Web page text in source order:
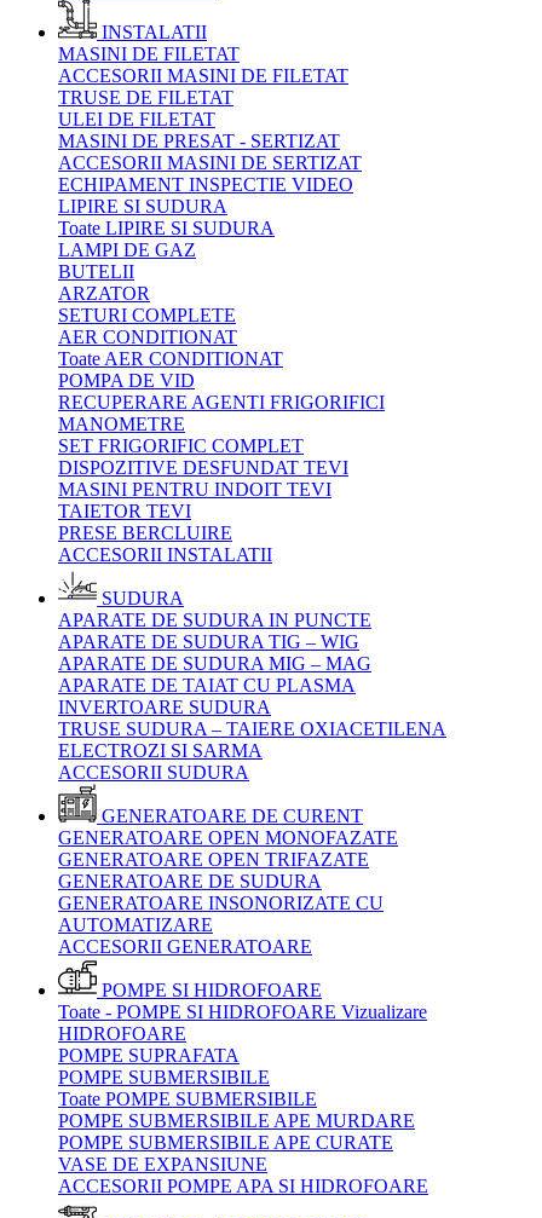
INSTALATII
MASINI DE FILETAT
ACCESORII MASINI DE FILETAT
TRUSE DE FILETAT
ULEI DE FILETAT
MASINI DE PRESAT - SERTIZAT
ACCESORII MASINI DE SERTIZAT
ECHIPAMENT INSPECTIE VIDEO
LIPIRE SI SUDURA
Toate LIPIRE SI SUDURA
LAMPI DE GAZ
BUTELII
ARZATOR
SETURI COMPLETE
AER CONDITIONAT
Toate AER CONDITIONAT
POMPA DE VID
RECUPERARE AGENTI FRIGORIFICI
MANOMETRE
SET FRIGORIFIC COMPLET
DISPOZITIVE DESFUNDAT TEVI
MASINI PENTRU INDOIT TEVI
TAIETOR TEVI
PRESE BERCLUIRE
ACCESORII INSTALATII
SUDURA
APARATE DE SUDURA IN PUNCTE
APARATE DE SUDURA TIG – WIG
APARATE DE SUDURA MIG – MAG
APARATE DE TAIAT CU PLASMA
INVERTOARE SUDURA
TRUSE SUDURA – TAIERE OXIACETILENA
ELECTROZI SI SARMA
ACCESORII SUDURA
GENERATOARE DE CURENT
GENERATOARE OPEN MONOFAZATE
GENERATOARE OPEN TRIFAZATE
GENERATOARE DE SUDURA
GENERATOARE INSONORIZATE CU
AUTOMATIZARE
ACCESORII GENERATOARE
POMPE SI HIDROFOARE
Toate - POMPE SI HIDROFOARE Vizualizare
HIDROFOARE
POMPE SUPRAFATA
POMPE SUBMERSIBILE
Toate POMPE SUBMERSIBILE
POMPE SUBMERSIBILE APE MURDARE
POMPE SUBMERSIBILE APE CURATE
VASE DE EXPANSIUNE
ACCESORII POMPE APA SI HIDROFOARE